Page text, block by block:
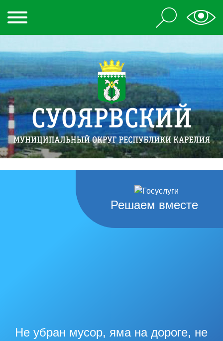
Решаем вместе
Не убран мусор, яма на дороге, не